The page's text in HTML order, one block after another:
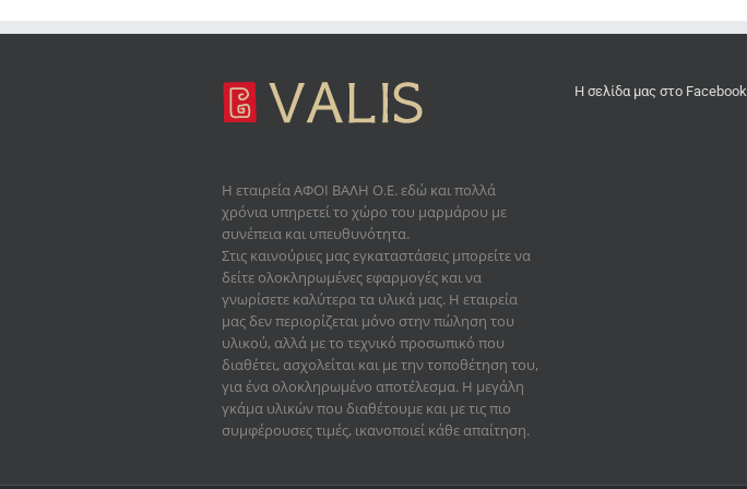
Η εταιρείαΑΦΟΙ ΒΑΛΗ Ο.Ε.εδώ και πολλά
χρόνια υπηρετεί το χώρο του μαρμάρου με
συνέπεια και υπευθυνότητα.
Στις καινούριες μας εγκαταστάσεις μπορείτε να
δείτε ολοκληρωμένες εφαρμογές και να
γνωρίσετε καλύτερα τα υλικά μας. Η εταιρεία
μας δεν περιορίζεται μόνο στην πώληση του
υλικού, αλλά με το τεχνικό προσωπικό που
διαθέτει, ασχολείται και με την τοποθέτηση του,
για ένα ολοκληρωμένο αποτέλεσμα. Η μεγάλη
γκάμα υλικών που διαθέτουμε και με τις πιο
συμφέρουσες τιμές, ικανοποιεί κάθε απαίτηση.
Η σελίδα μας στο Facebook